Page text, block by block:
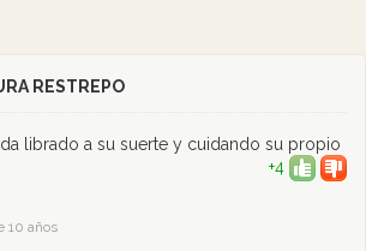
RESTREPO
librado a su suerte y cuidando su propio
+4
10 años